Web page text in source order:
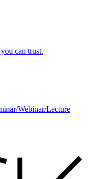
can trust.
Webinar/Lecture